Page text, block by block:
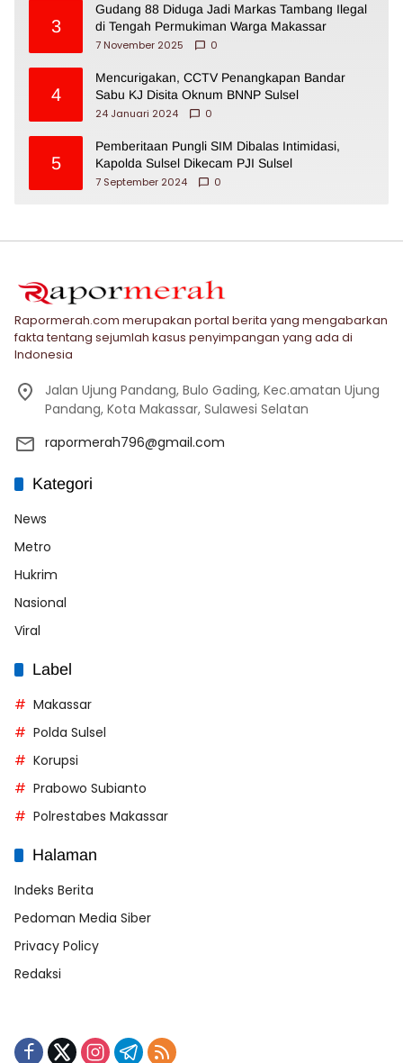
3
Gudang 88 Diduga Jadi Markas Tambang Ilegal
di Tengah Permukiman Warga Makassar
7 November 2025
0
4
Mencurigakan, CCTV Penangkapan Bandar
Sabu KJ Disita Oknum BNNP Sulsel
24 Januari 2024
0
5
Pemberitaan Pungli SIM Dibalas Intimidasi,
Kapolda Sulsel Dikecam PJI Sulsel
7 September 2024
0
Rapormerah.com merupakan portal berita yang mengabarkan
fakta tentang sejumlah kasus penyimpangan yang ada di
Indonesia
Jalan Ujung Pandang, Bulo Gading, Kec.amatan Ujung
Pandang, Kota Makassar, Sulawesi Selatan
rapormerah796@gmail.com
Kategori
News
Metro
Hukrim
Nasional
Viral
Label
Makassar
Polda Sulsel
Korupsi
Prabowo Subianto
Polrestabes Makassar
Halaman
Indeks Berita
Pedoman Media Siber
Privacy Policy
Redaksi